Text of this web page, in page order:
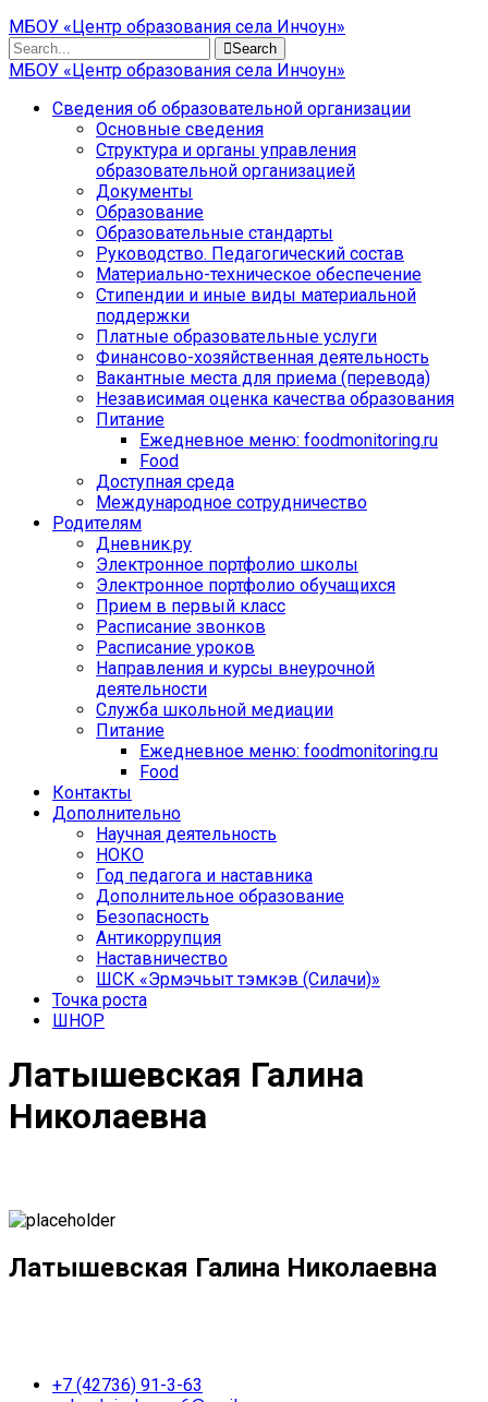
МБОУ «Центр образования села Инчоун»
Search
МБОУ «Центр образования села Инчоун»
Сведения об образовательной организации
Основные сведения
Структура и органы управления
образовательной организацией
Документы
Образование
Образовательные стандарты
Руководство. Педагогический состав
Материально-техническое обеспечение
Стипендии и иные виды материальной
поддержки
Платные образовательные услуги
Финансово-хозяйственная деятельность
Вакантные места для приема (перевода)
Независимая оценка качества образования
Питание
Ежедневное меню: foodmonitoring.ru
Food
Доступная среда
Международное сотрудничество
Родителям
Дневник.ру
Электронное портфолио школы
Электронное портфолио обучащихся
Прием в первый класс
Расписание звонков
Расписание уроков
Направления и курсы внеурочной
деятельности
Служба школьной медиации
Питание
Ежедневное меню: foodmonitoring.ru
Food
Контакты
Дополнительно
Научная деятельность
НОКО
Год педагога и наставника
Дополнительное образование
Безопасность
Антикоррупция
Наставничество
ШСК «Эрмэчьыт тэмкэв (Силачи)»
Точка роста
ШНОР
Латышевская Галина
Николаевна
Латышевская Галина Николаевна
+7 (42736) 91-3-63